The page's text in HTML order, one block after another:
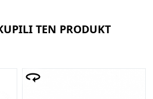
TEN PRODUKT